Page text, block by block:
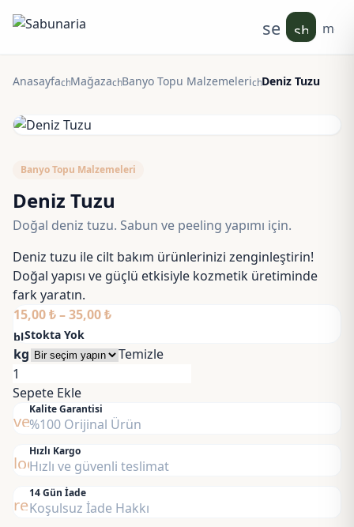
search
Anasayfachevron_right
Mağazachevron_right
Banyo Topu Malzemelerichevron_right
Deniz Tuzu
Banyo Topu Malzemeleri
Deniz Tuzu
Doğal deniz tuzu. Sabun ve peeling yapımı için.
Deniz tuzu ile cilt bakım ürünlerinizi zenginleştirin!
Doğal yapısı ve güçlü etkisiyle kozmetik üretiminde
fark yaratın.
15,00₺–35,00₺Fiyat
15,00 ₺
block
Stokta Yok
kg
Temizle
Deniz
Tuzu
adet
Sepete Ekle
verified
Kalite Garantisi
%100 Orijinal Ürün
local_shipping
Hızlı Kargo
Hızlı ve güvenli teslimat
replay
14 Gün İade
Koşulsuz İade Hakkı